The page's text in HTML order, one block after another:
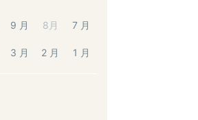
9 月 8月 7 月
3 月 2 月 1 月